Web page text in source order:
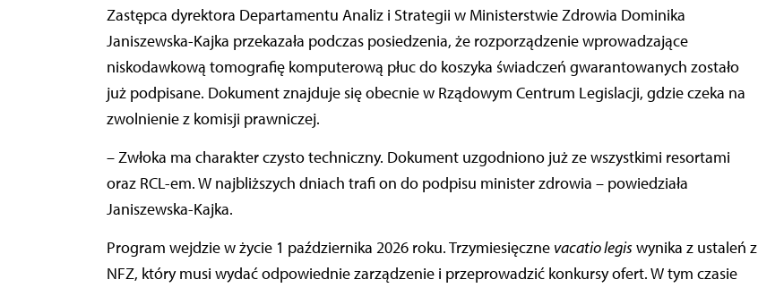
Zastępca dyrektora Departamentu Analiz i Strategii w Ministerstwie Zdrowia Dominika
Janiszewska-Kajka przekazała podczas posiedzenia, że rozporządzenie wprowadzające
niskodawkową tomografię komputerową płuc do koszyka świadczeń gwarantowanych zostało
już podpisane. Dokument znajduje się obecnie w Rządowym Centrum Legislacji, gdzie czeka na
zwolnienie z komisji prawniczej.
– Zwłoka ma charakter czysto techniczny. Dokument uzgodniono już ze wszystkimi resortami
oraz RCL-em. W najbliższych dniach trafi on do podpisu minister zdrowia – powiedziała
Janiszewska-Kajka.
Program wejdzie w życie 1 października 2026 roku. Trzymiesięczne vacatio legiswynika z ustaleń z
NFZ, który musi wydać odpowiednie zarządzenie i przeprowadzić konkursy ofert. W tym czasie